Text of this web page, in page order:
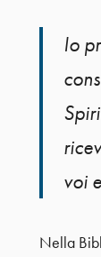
Io
voi
Nella